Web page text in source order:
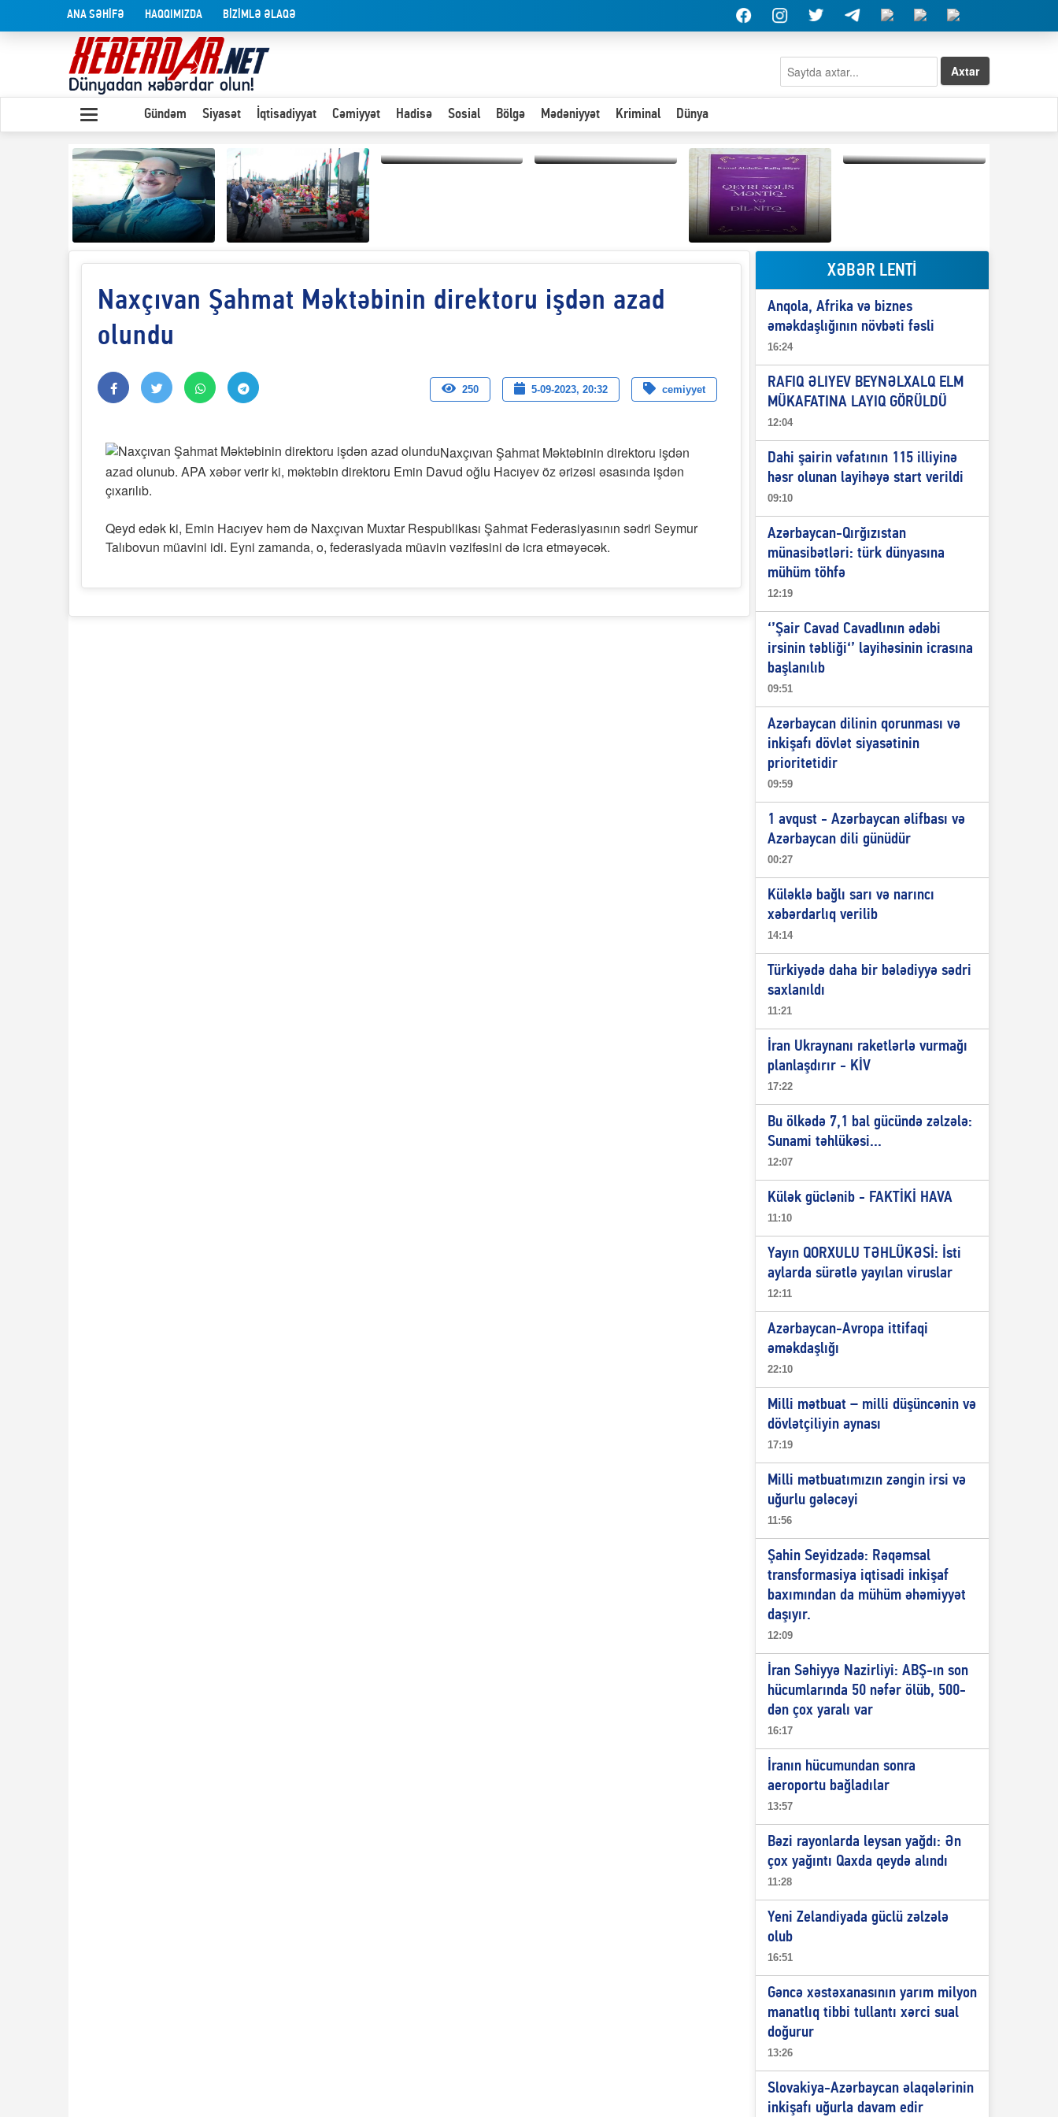
ANA SƏHİFƏ HAQQIMIZDA BİZİMLƏ ƏLAQƏ
Axtar
Gündəm Siyasət İqtisadiyyat Cəmiyyət Hadisə Sosial Bölgə Mədəniyyət Kriminal Dünya
Yaxın Şərqdəki
müharibənin qısa Olduğu kimi görünən
“Qeyri-səlis məntiq və
dil-nitq” elmimizə
Naxçıvan Şahmat Məktəbinin direktoru işdən azad
olundu
250 5-09-2023, 20:32 cemiyyet
Naxçıvan Şahmat Məktəbinin direktoru işdən
azad olunub. APA xəbər verir ki, məktəbin direktoru Emin Davud oğlu Hacıyev öz ərizəsi əsasında işdən
çıxarılıb.
Qeyd edək ki, Emin Hacıyev həm də Naxçıvan Muxtar Respublikası Şahmat Federasiyasının sədri Seymur
Talıbovun müavini idi. Eyni zamanda, o, federasiyada müavin vəzifəsini də icra etməyəcək.
XƏBƏR LENTİ
Anqola, Afrika və biznes
əməkdaşlığının növbəti fəsli
16:24
RAFIQ ƏLIYEV BEYNƏLXALQ ELM
MÜKAFATINA LAYIQ GÖRÜLDÜ
12:04
Dahi şairin vəfatının 115 illiyinə
həsr olunan layihəyə start verildi
09:10
Azərbaycan-Qırğızıstan
münasibətləri: türk dünyasına
mühüm töhfə
12:19
‘’Şair Cavad Cavadlının ədəbi
irsinin təbliği‘’ layihəsinin icrasına
başlanılıb
09:51
Azərbaycan dilinin qorunması və
inkişafı dövlət siyasətinin
prioritetidir
09:59
1 avqust - Azərbaycan əlifbası və
Azərbaycan dili günüdür
00:27
Küləklə bağlı sarı və narıncı
xəbərdarlıq verilib
14:14
Türkiyədə daha bir bələdiyyə sədri
saxlanıldı
11:21
İran Ukraynanı raketlərlə vurmağı
planlaşdırır - KİV
17:22
Bu ölkədə 7,1 bal gücündə zəlzələ:
Sunami təhlükəsi...
12:07
Külək güclənib - FAKTİKİ HAVA
11:10
Yayın QORXULU TƏHLÜKƏSİ: İsti
aylarda sürətlə yayılan viruslar
12:11
Azərbaycan-Avropa ittifaqi
əməkdaşlığı
22:10
Milli mətbuat – milli düşüncənin və
dövlətçiliyin aynası
17:19
Milli mətbuatımızın zəngin irsi və
uğurlu gələcəyi
11:56
Şahin Seyidzadə: Rəqəmsal
transformasiya iqtisadi inkişaf
baxımından da mühüm əhəmiyyət
daşıyır.
12:09
İran Səhiyyə Nazirliyi: ABŞ-ın son
hücumlarında 50 nəfər ölüb, 500-
dən çox yaralı var
16:17
İranın hücumundan sonra
aeroportu bağladılar
13:57
Bəzi rayonlarda leysan yağdı: Ən
çox yağıntı Qaxda qeydə alındı
11:28
Yeni Zelandiyada güclü zəlzələ
olub
16:51
Gəncə xəstəxanasının yarım milyon
manatlıq tibbi tullantı xərci sual
doğurur
13:26
Slovakiya-Azərbaycan əlaqələrinin
inkişafı uğurla davam edir